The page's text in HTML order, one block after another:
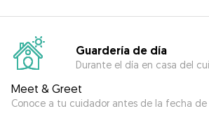
Guardería de día
Durante el día en casa del
Meet & Greet
Conoce a tu cuidador antes de la fecha de